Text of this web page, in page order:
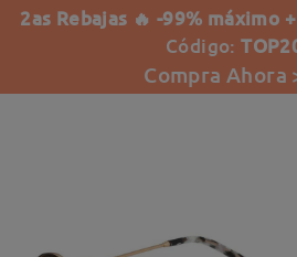
2as Rebajas 🔥 -99% máximo
Código:
Compra Ahora